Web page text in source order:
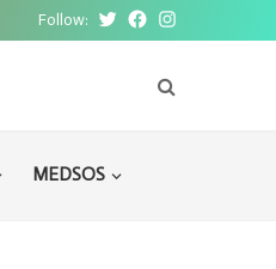
Follow: TwitterFacebookInstagram
MEDSOS